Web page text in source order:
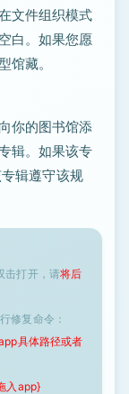
文件组织模式
白。如果您愿
馆藏。
你的图书馆添
辑。如果该专
辑遵守该规
击打开，请将后
修复命令：
具体路径或者
入app}